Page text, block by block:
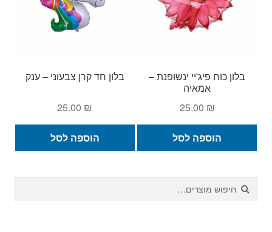
בלון כוח פיג'יי ינשופנת –
אמאיה
25.00 ₪
הוספה לסל
בלון חד קרן צבעוני – ענק
25.00 ₪
הוספה לסל
חיפוש
עבור:
חיפוש